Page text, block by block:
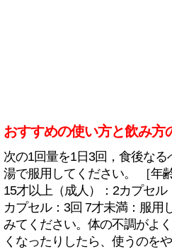
おすすめの使い方と飲み方
次の1回量を1日3回，食後な
湯で服用してください。 ［年
15才以上（成人）：2カプセ
カプセル：3回 7才未満：服用
みてください。体の不調がよ
くなったりしたら、使うのを